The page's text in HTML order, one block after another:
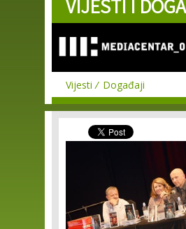
Skip to
main
VIJESTI I
Vijesti Događaji